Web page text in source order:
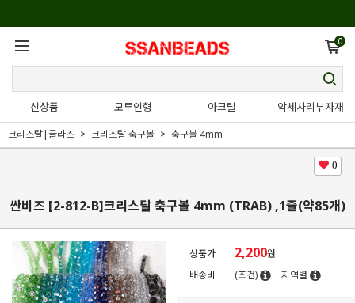
0
신상품 모루인형 아크릴 악세사리부자재
크리스탈|글라스 크리스탈 축구볼 축구볼 4mm
0
싼비즈 [2-812-B]크리스탈 축구볼 4mm (TRAB) ,1줄(약85개)
상품가 2,200원
배송비
(조건) 지역별